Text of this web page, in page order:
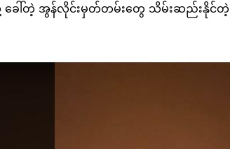
လို့ ခေါ်တဲ့ အွန်လိုင်းမှတ်တမ်းတွေ သိမ်းဆည်းနိုင်